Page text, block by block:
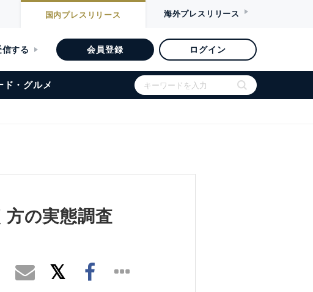
国内プレスリリース 海外プレスリリース
する 会員登録 ログイン
ド・グルメ
方の実態調査